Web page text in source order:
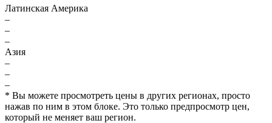
Латинская Америка
–
–
–
Азия
–
–
–
* Вы можете просмотреть цены в других регионах, просто
нажав по ним в этом блоке. Это только предпросмотр цен,
который не меняет ваш регион.